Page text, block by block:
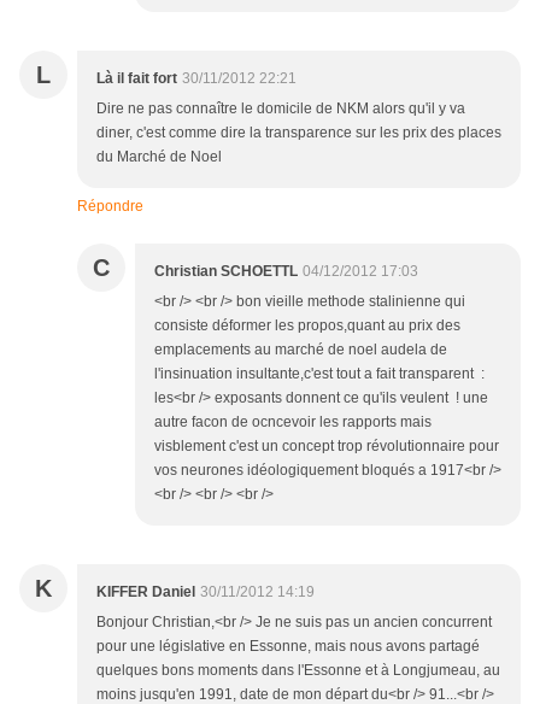
L Là il fait fort 30/11/2012 22:21
Dire ne pas connaître le domicile de NKM alors qu'il y va
diner, c'est comme dire la transparence sur les prix des places
du Marché de Noel
Répondre
C Christian SCHOETTL 04/12/2012 17:03
<br /> <br /> bon vieille methode stalinienne qui
consiste déformer les propos,quant au prix des
emplacements au marché de noel audela de
l'insinuation insultante,c'est tout a fait transparent :
les<br /> exposants donnent ce qu'ils veulent ! une
autre facon de ocncevoir les rapports mais
visblement c'est un concept trop révolutionnaire pour
vos neurones idéologiquement bloqués a 1917<br />
<br /> <br /> <br />
K KIFFER Daniel 30/11/2012 14:19
Bonjour Christian,<br /> Je ne suis pas un ancien concurrent
pour une législative en Essonne, mais nous avons partagé
quelques bons moments dans l'Essonne et à Longjumeau, au
moins jusqu'en 1991, date de mon départ du<br /> 91...<br />